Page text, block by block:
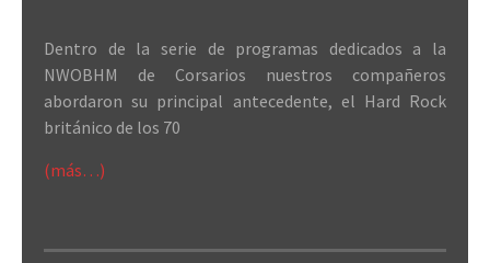
Dentro de la serie de programas dedicados a la
NWOBHM de Corsarios nuestros compañeros
abordaron su principal antecedente, el Hard Rock
británico de los 70
(más…)